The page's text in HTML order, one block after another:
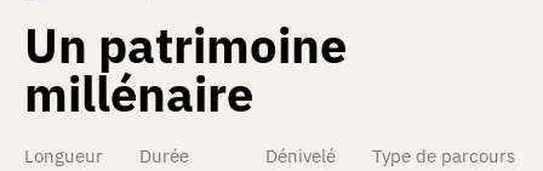
Un patrimoine
millénaire
Longueur Durée Dénivelé Type de parcours